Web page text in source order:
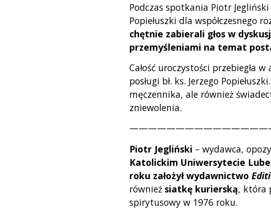
Podczas spotkania Piotr
Popiełuszki dla współczesnego
chętnie zabierali głos w
przemyśleniami na temat
Całość uroczystości przebiegła
posługi bł. ks. Jerzego
męczennika, ale również
zniewolenia.
Piotr Jegliński – wydawca,
Katolickim Uniwersytecie
roku założył wydawnictwo
również siatkę kurierską, która
spirytusowy w 1976 roku.